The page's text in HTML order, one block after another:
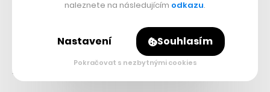
letošního března od vnitřního auditního orgánu samotné
NASA. Není tak divu, že jeho generální
inspektor
prohlásiltakové náklady za neudržitelné.
naleznete na následujícím odkazu.
Nastavení Souhlasím
Pokračovat s nezbytnými cookies